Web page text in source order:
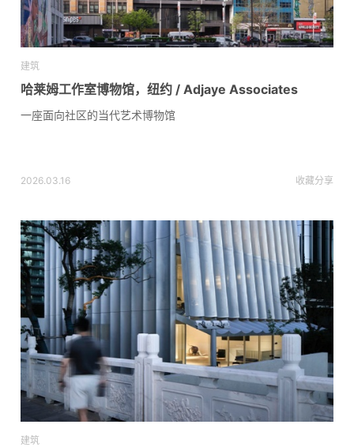
建筑
哈莱姆工作室博物馆，纽约 / Adjaye Associates
一座面向社区的当代艺术博物馆
2026.03.16 收藏分享
建筑